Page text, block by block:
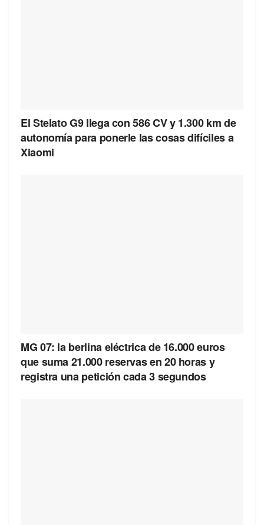
El Stelato G9 llega con 586 CV y 1.300 km de
autonomía para ponerle las cosas difíciles a
Xiaomi
MG 07: la berlina eléctrica de 16.000 euros
que suma 21.000 reservas en 20 horas y
registra una petición cada 3 segundos